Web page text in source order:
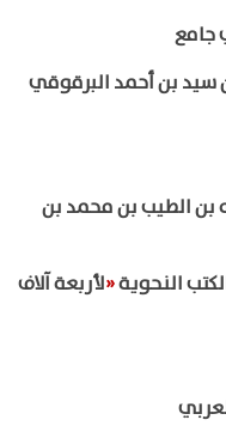
جامع
سيد بن أحمد البرقوقي
بن الطيب بن محمد بن
النحوية«لأربعة آلاف